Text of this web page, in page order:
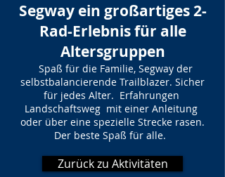
Segway ein großartiges 2-
Rad-Erlebnis für alle
Altersgruppen
Spaß für die Familie, Segway der
selbstbalancierende Trailblazer. Sicher
für jedes Alter. Erfahrungen
Landschaftsweg mit einer Anleitung
oder über eine spezielle Strecke rasen.
Der beste Spaß für alle.
Zurück zu Aktivitäten